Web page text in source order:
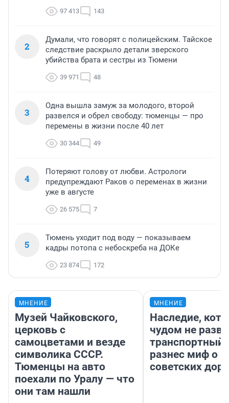
97 413 143
2
Думали, что говорят с полицейским. Тайское
следствие раскрыло детали зверского
убийства брата и сестры из Тюмени
39 971 48
3
Одна вышла замуж за молодого, второй
развелся и обрел свободу: тюменцы — про
перемены в жизни после 40 лет
30 344 49
4
Потеряют голову от любви. Астрологи
предупреждают Раков о переменах в жизни
уже в августе
26 575 7
5
Тюмень уходит под воду — показываем
кадры потопа с небоскреба на ДОКе
23 874 172
МНЕНИЕ
Музей Чайковского,
церковь с
самоцветами и везде
символика СССР.
Тюменцы на авто
поехали по Уралу — что
они там нашли
МНЕНИЕ
Наследие,
чудом не
транспортный
разнес миф о
советских